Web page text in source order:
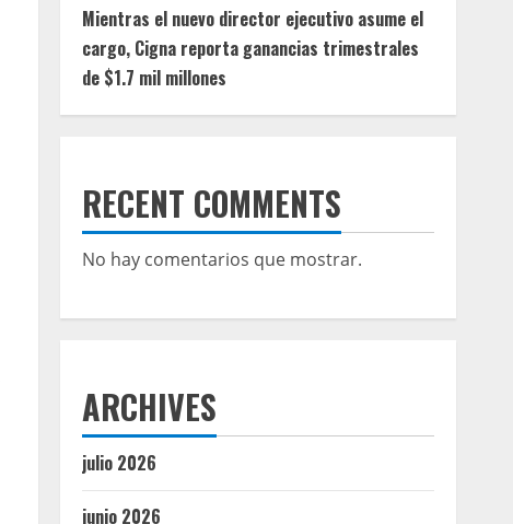
Mientras el nuevo director ejecutivo asume el
cargo, Cigna reporta ganancias trimestrales
de $1.7 mil millones
RECENT COMMENTS
No hay comentarios que mostrar.
ARCHIVES
julio 2026
junio 2026